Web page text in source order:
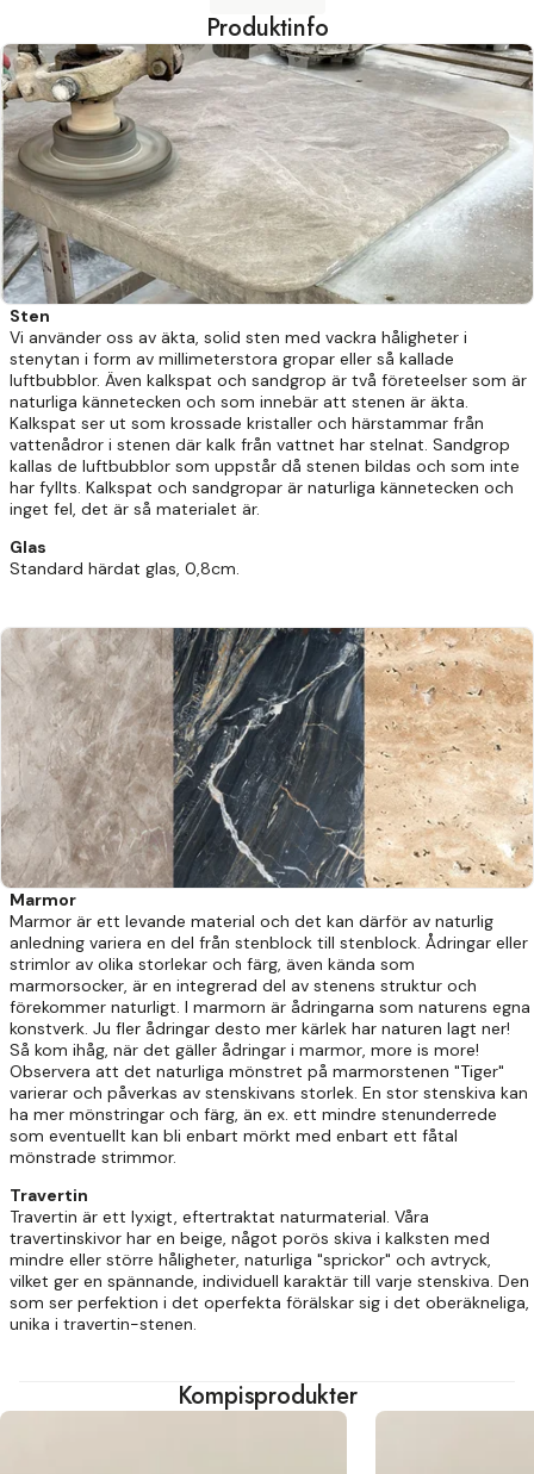
Produktinfo
Sten
Vi använder oss av äkta, solid sten med vackra håligheter i
stenytan i form av millimeterstora gropar eller så kallade
luftbubblor. Även kalkspat och sandgrop är två företeelser som är
naturliga kännetecken och som innebär att stenen är äkta.
Kalkspat ser ut som krossade kristaller och härstammar från
vattenådror i stenen där kalk från vattnet har stelnat. Sandgrop
kallas de luftbubblor som uppstår då stenen bildas och som inte
har fyllts. Kalkspat och sandgropar är naturliga kännetecken och
inget fel, det är så materialet är.
Glas
Standard härdat glas, 0,8cm.
Marmor
Marmor är ett levande material och det kan därför av naturlig
anledning variera en del från stenblock till stenblock. Ådringar eller
strimlor av olika storlekar och färg, även kända som
marmorsocker, är en integrerad del av stenens struktur och
förekommer naturligt. I marmorn är ådringarna som naturens egna
konstverk. Ju fler ådringar desto mer kärlek har naturen lagt ner!
Så kom ihåg, när det gäller ådringar i marmor, more is more!
Observera att det naturliga mönstret på marmorstenen "Tiger"
varierar och påverkas av stenskivans storlek. En stor stenskiva kan
ha mer mönstringar och färg, än ex. ett mindre stenunderrede
som eventuellt kan bli enbart mörkt med enbart ett fåtal
mönstrade strimmor.
Travertin
Travertin är ett lyxigt, eftertraktat naturmaterial. Våra
travertinskivor har en beige, något porös skiva i kalksten med
mindre eller större håligheter, naturliga "sprickor" och avtryck,
vilket ger en spännande, individuell karaktär till varje stenskiva. Den
som ser perfektion i det operfekta förälskar sig i det oberäkneliga,
unika i travertin-stenen.
Kompisprodukter